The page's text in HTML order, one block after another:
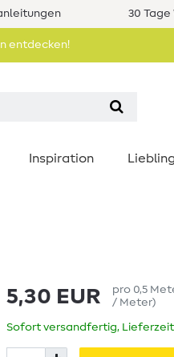
30
entdecken!
Inspiration
5,30 EUR pro 0,5
/ Meter)
Sofort versandfertig,